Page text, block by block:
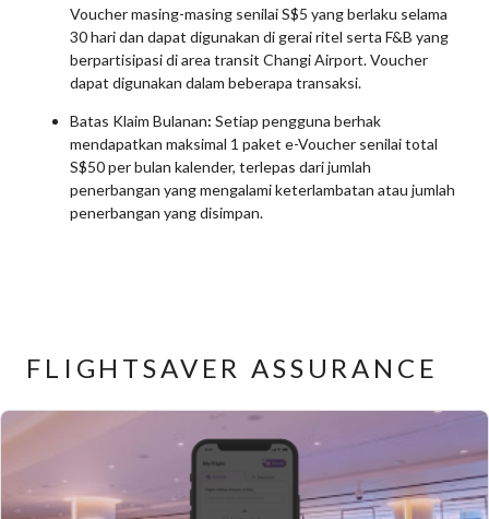
Voucher masing-masing senilai S$5 yang berlaku selama
30 hari dan dapat digunakan di gerai ritel serta F&B yang
berpartisipasi di area transit Changi Airport. Voucher
dapat digunakan dalam beberapa transaksi.
Batas Klaim Bulanan: Setiap pengguna berhak
mendapatkan maksimal 1 paket e-Voucher senilai total
S$50 per bulan kalender, terlepas dari jumlah
penerbangan yang mengalami keterlambatan atau jumlah
penerbangan yang disimpan.
FLIGHTSAVER ASSURANCE